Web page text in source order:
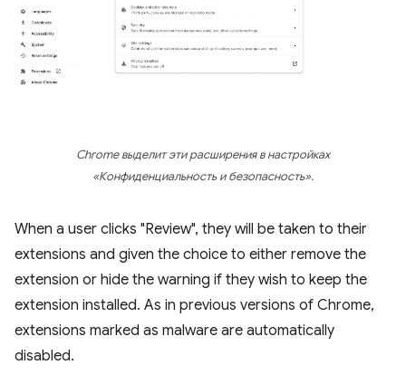
Chrome выделит эти расширения в настройках
«Конфиденциальность и безопасность».
When a user clicks "Review", they will be taken to their
extensions and given the choice to either remove the
extension or hide the warning if they wish to keep the
extension installed. As in previous versions of Chrome,
extensions marked as malware are automatically
disabled.